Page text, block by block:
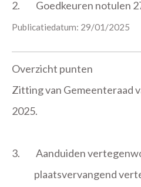
2. Goedkeuren notulen
Publicatiedatum: 29/01/2025
Overzicht punten
Zitting van Gemeenteraad
2025.
3.
Aanduiden
plaatsvervangend